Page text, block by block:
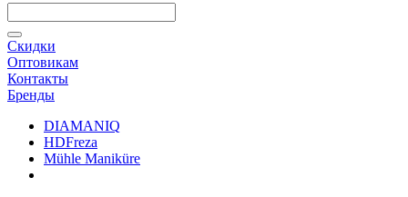
Скидки
Оптовикам
Контакты
Бренды
DIAMANIQ
HDFreza
Mühle Maniküre